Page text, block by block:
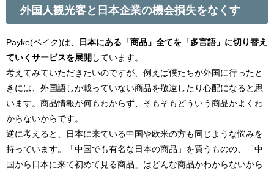
外国人観光客と日本企業の機会損失をなくす
Payke(ペイク)は、
日本にある「商品」全てを「多言語」に切り替え
ていくサービスを展開 しています。
考えてみていただきたいのですが、例えば僕たちが外国に行ったと
きには、外国語しか載っていない商品を敬遠したり心配になると思
います。商品情報が何もわからず、そもそもどういう商品かよくわ
からないからです。
逆に考えると、日本に来ている中国や欧米の方も同じような悩みを
持っています。「中国でも有名な日本の商品」を買うものの、「中
国から日本に来て初めて見る商品」はどんな商品かわからないから